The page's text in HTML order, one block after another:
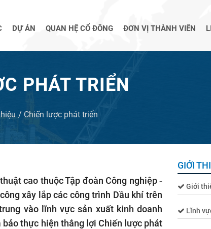
DỰ ÁN QUAN HỆ CỔ ĐÔNG ĐƠN VỊ THÀNH VIÊN
PHÁT TRIỂN
Chiến lược phát triển
cao thuộcTập đoàn Công nghiệp -
xây lắp các công trình Dầu khí trên
vào lĩnh vực sản xuất kinh doanh
thực hiện thắng lợi Chiến lược phát
GIỚI
Giới
Lĩnh